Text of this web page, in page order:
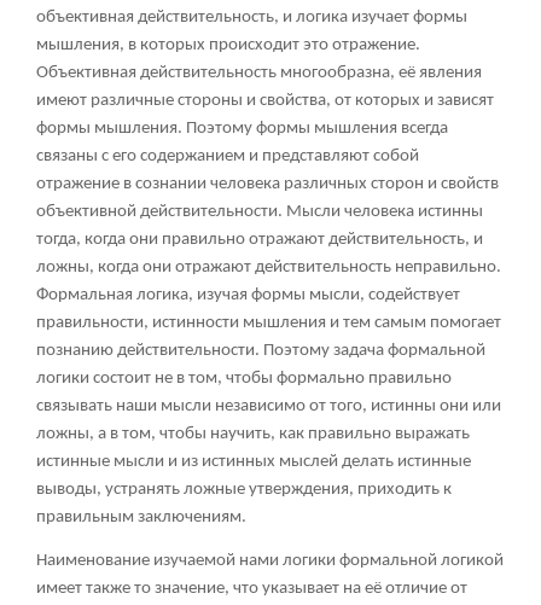
объективная действительность, и логика изучает формы
мышления, в которых происходит это отражение.
Объективная действительность многообразна, её явления
имеют различные стороны и свойства, от которых и зависят
формы мышления. Поэтому формы мышления всегда
связаны с его содержанием и представляют собой
отражение в сознании человека различных сторон и свойств
объективной действительности. Мысли человека истинны
тогда, когда они правильно отражают действительность, и
ложны, когда они отражают действительность неправильно.
Формальная логика, изучая формы мысли, содействует
правильности, истинности мышления и тем самым помогает
познанию действительности. Поэтому задача формальной
логики состоит не в том, чтобы формально правильно
связывать наши мысли независимо от того, истинны они или
ложны, а в том, чтобы научить, как правильно выражать
истинные мысли и из истинных мыслей делать истинные
выводы, устранять ложные утверждения, приходить к
правильным заключениям.
Наименование изучаемой нами логики формальной логикой
имеет также то значение, что указывает на её отличие от